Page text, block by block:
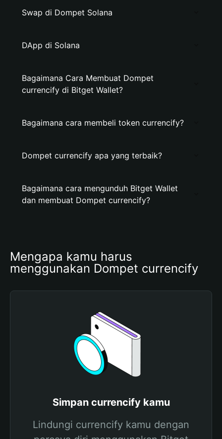
Swap di Dompet Solana
DApp di Solana
Bagaimana Cara Membuat Dompet
currencify di Bitget Wallet?
Bagaimana cara membeli token currencify?
Dompet currencify apa yang terbaik?
Bagaimana cara mengunduh Bitget Wallet
dan membuat Dompet currencify?
Mengapa kamu harus
menggunakan Dompet currencify
Simpan currencify kamu
Lindungi currencify kamu dengan